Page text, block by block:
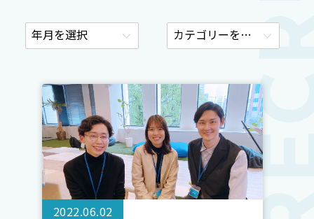
2022.06.02